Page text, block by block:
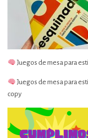
Juegos de mesa para
Juegos de mesa para
copy